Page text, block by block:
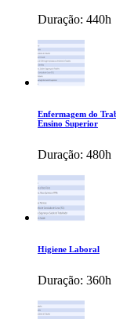
Duração: 440h
Enfermagem do
Ensino Superior
Duração: 480h
Higiene Laboral
Duração: 360h